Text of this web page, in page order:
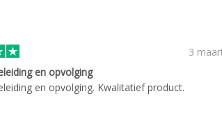
3
en opvolging
en opvolging. Kwalitatief product.